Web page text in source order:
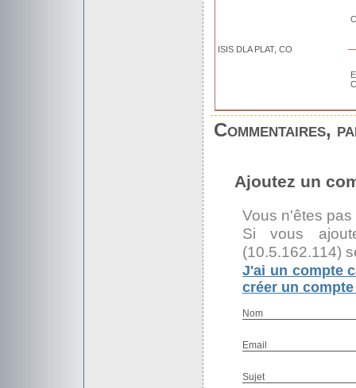
ISIS DLA PLAT, CO
Commentaires,
Ajoutez un
Vous n'êtes
Si vous
(10.5.162.114)
J'ai un compte
créer un
Nom
Email
Sujet